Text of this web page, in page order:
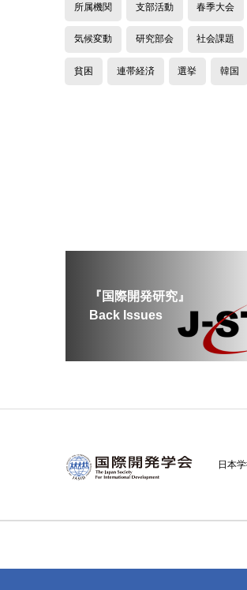
所属機関 支部活動 春季大会
気候変動 研究部会 社会課題
貧困 連帯経済 選挙 韓国
『国際開発研究』
Back Issues
日本